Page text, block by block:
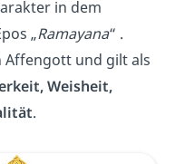
in dem
„Ramayana“ .
Affengott und gilt als
Weisheit,
.